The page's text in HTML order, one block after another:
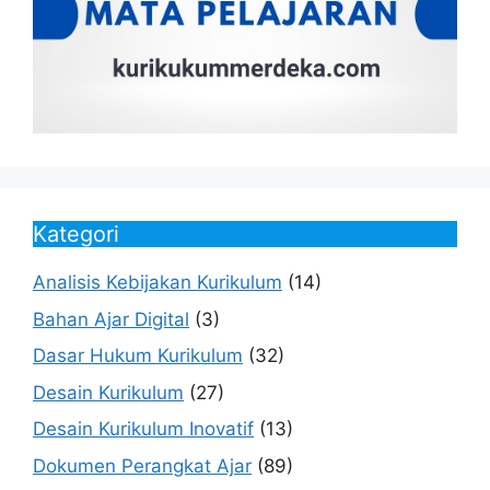
Kategori
Analisis Kebijakan Kurikulum (14)
Bahan Ajar Digital (3)
Dasar Hukum Kurikulum (32)
Desain Kurikulum (27)
Desain Kurikulum Inovatif (13)
Dokumen Perangkat Ajar (89)